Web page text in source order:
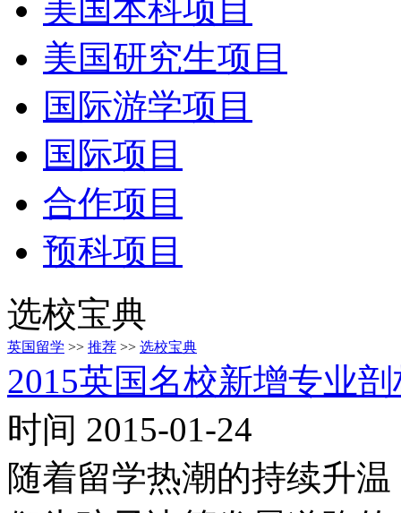
美国本科项目
美国研究生项目
国际游学项目
国际项目
合作项目
预科项目
选校宝典
英国留学 >> 推荐 >> 选校宝典
2015英国名校新增专业
时间 2015-01-24
随着留学热潮的持续升